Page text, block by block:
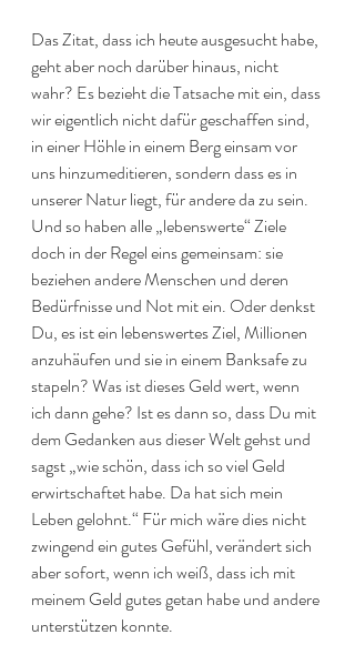
Das Zitat, dass ich heute ausgesucht habe,
geht aber noch darüber hinaus, nicht
wahr? Es bezieht die Tatsache mit ein, dass
wir eigentlich nicht dafür geschaffen sind,
in einer Höhle in einem Berg einsam vor
uns hinzumeditieren, sondern dass es in
unserer Natur liegt, für andere da zu sein.
Und so haben alle „lebenswerte“ Ziele
doch in der Regel eins gemeinsam: sie
beziehen andere Menschen und deren
Bedürfnisse und Not mit ein. Oder denkst
Du, es ist ein lebenswertes Ziel, Millionen
anzuhäufen und sie in einem Banksafe zu
stapeln? Was ist dieses Geld wert, wenn
ich dann gehe? Ist es dann so, dass Du mit
dem Gedanken aus dieser Welt gehst und
sagst „wie schön, dass ich so viel Geld
erwirtschaftet habe. Da hat sich mein
Leben gelohnt.“ Für mich wäre dies nicht
zwingend ein gutes Gefühl, verändert sich
aber sofort, wenn ich weiß, dass ich mit
meinem Geld gutes getan habe und andere
unterstützen konnte.